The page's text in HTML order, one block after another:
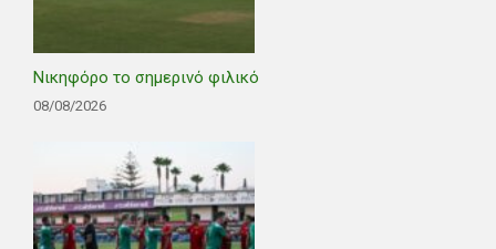
Νικηφόρο το σημερινό φιλικό
08/08/2026